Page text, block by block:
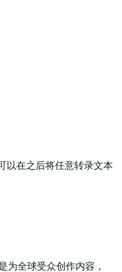
以在之后将任意转录文本
全球受众创作内容，